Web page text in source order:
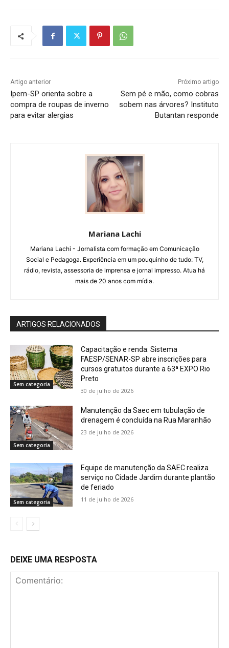
Artigo anterior
Ipem-SP orienta sobre a
compra de roupas de inverno
para evitar alergias
Próximo artigo
Sem pé e mão, como cobras
sobem nas árvores? Instituto
Butantan responde
Mariana Lachi
Mariana Lachi - Jornalista com formação em Comunicação
Social e Pedagoga. Experiência em um pouquinho de tudo: TV,
rádio, revista, assessoria de imprensa e jornal impresso. Atua há
mais de 20 anos com mídia.
ARTIGOS RELACIONADOS
Sem categoria
Capacitação e renda: Sistema
FAESP/SENAR-SP abre inscrições para
cursos gratuitos durante a 63ª EXPO Rio
Preto
30 de julho de 2026
Sem categoria
Manutenção da Saec em tubulação de
drenagem é concluída na Rua Maranhão
23 de julho de 2026
Sem categoria
Equipe de manutenção da SAEC realiza
serviço no Cidade Jardim durante plantão
de feriado
11 de julho de 2026
DEIXE UMA RESPOSTA